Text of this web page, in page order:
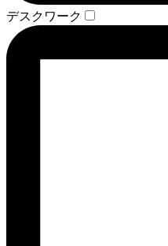
デスクワーク